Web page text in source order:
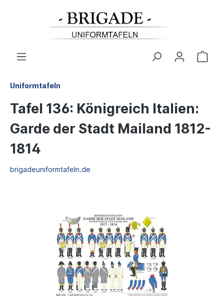
Uniformtafeln
Tafel 136: Königreich Italien:
Garde der Stadt Mailand 1812-
1814
brigadeuniformtafeln.de